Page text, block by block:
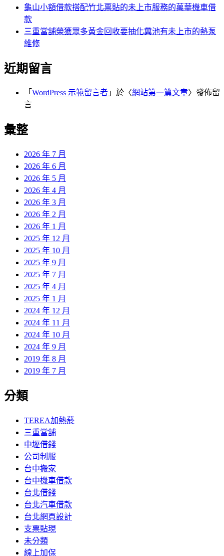
龜山小額借款搭配竹北票貼的未上市服務的萬華機車借
款
三重當舖榮獲眾多黃金回收要抽化糞池有未上市的熱泵
維修
近期留言
「 WordPress 示範留言者 」於〈網站第一篇文章〉發佈留
言
彙整
2026 年 7 月
2026 年 6 月
2026 年 5 月
2026 年 4 月
2026 年 3 月
2026 年 2 月
2026 年 1 月
2025 年 12 月
2025 年 10 月
2025 年 9 月
2025 年 7 月
2025 年 4 月
2025 年 1 月
2024 年 12 月
2024 年 11 月
2024 年 10 月
2024 年 9 月
2019 年 8 月
2019 年 7 月
分類
TEREA加熱菸
三重當舖
中壢借錢
公司制服
台中搬家
台中機車借款
台北借錢
台北汽車借款
台北網頁設計
支票貼現
未分類
線上加保